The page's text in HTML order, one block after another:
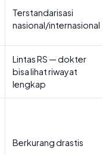
Terstandarisasi
nasional/internasional
Lintas RS — dokter
bisa lihat riwayat
lengkap
Berkurang drastis